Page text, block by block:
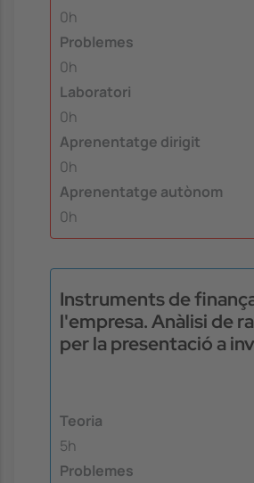
0h
Problemes
0h
Laboratori
0h
Aprenentatge dirigit
0h
Aprenentatge autònom
0h
Instruments de
l'empresa. Anàlisi de
per la presentació a
Teoria
5h
Problemes